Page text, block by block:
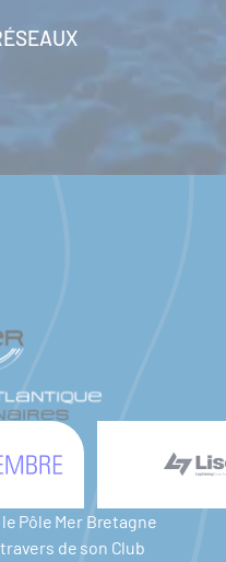
Pôle Mer Bretagne
de son Club